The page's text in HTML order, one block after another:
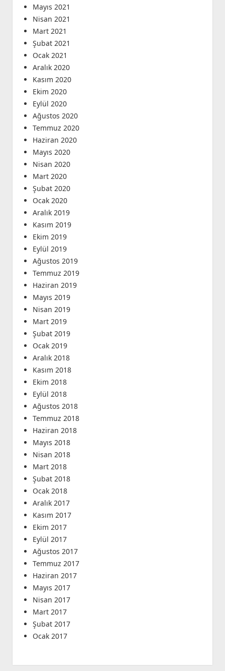
Mayıs 2021
Nisan 2021
Mart 2021
Şubat 2021
Ocak 2021
Aralık 2020
Kasım 2020
Ekim 2020
Eylül 2020
Ağustos 2020
Temmuz 2020
Haziran 2020
Mayıs 2020
Nisan 2020
Mart 2020
Şubat 2020
Ocak 2020
Aralık 2019
Kasım 2019
Ekim 2019
Eylül 2019
Ağustos 2019
Temmuz 2019
Haziran 2019
Mayıs 2019
Nisan 2019
Mart 2019
Şubat 2019
Ocak 2019
Aralık 2018
Kasım 2018
Ekim 2018
Eylül 2018
Ağustos 2018
Temmuz 2018
Haziran 2018
Mayıs 2018
Nisan 2018
Mart 2018
Şubat 2018
Ocak 2018
Aralık 2017
Kasım 2017
Ekim 2017
Eylül 2017
Ağustos 2017
Temmuz 2017
Haziran 2017
Mayıs 2017
Nisan 2017
Mart 2017
Şubat 2017
Ocak 2017